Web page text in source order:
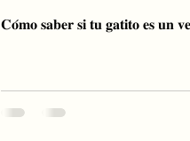
𝐂𝐨́𝐦𝐨 𝐬𝐚𝐛𝐞𝐫 𝐬𝐢 𝐭𝐮 𝐠𝐚𝐭𝐢𝐭𝐨 𝐞𝐬 𝐮𝐧